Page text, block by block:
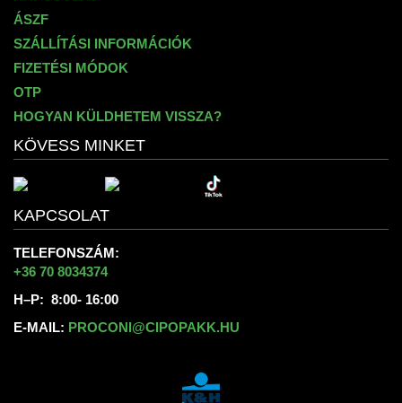
ÁSZF
SZÁLLÍTÁSI INFORMÁCIÓK
FIZETÉSI MÓDOK
OTP
HOGYAN KÜLDHETEM VISSZA?
KÖVESS MINKET
KAPCSOLAT
TELEFONSZÁM:
+36 70 8034374
H–P: 8:00- 16:00
E-MAIL: PROCONI@CIPOPAKK.HU